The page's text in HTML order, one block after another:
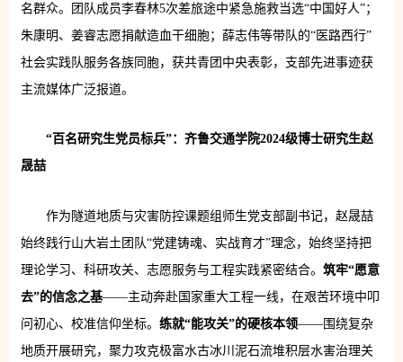
名群众。团队成员李春林5次差旅途中紧急施救当选“中国好人”；
朱康明、姜睿志愿捐献造血干细胞；薛志伟等带队的“医路西行”
社会实践队服务各族同胞，获共青团中央表彰，支部先进事迹获
主流媒体广泛报道。
“百名研究生党员标兵”：齐鲁交通学院2024级博士研究生赵
晟喆
作为隧道地质与灾害防控课题组师生党支部副书记，赵晟喆
始终践行山大岩土团队“党建铸魂、实战育才”理念，始终坚持把
理论学习、科研攻关、志愿服务与工程实践紧密结合。 筑牢“愿意
去”的信念之基——主动奔赴国家重大工程一线，在艰苦环境中叩
问初心、校准信仰坐标。 练就“能攻关”的硬核本领——围绕复杂
地质开展研究，聚力攻克极富水古冰川泥石流堆积层水害治理关